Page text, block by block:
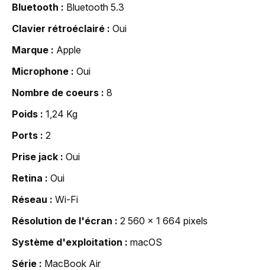
Bluetooth
Bluetooth 5.3
Clavier rétroéclairé
Oui
Marque
Apple
Microphone
Oui
Nombre de coeurs
8
Poids
1,24 Kg
Ports
2
Prise jack
Oui
Retina
Oui
Réseau
Wi-Fi
Résolution de l'écran
2 560 x 1 664 pixels
Système d'exploitation
macOS
Série
MacBook Air